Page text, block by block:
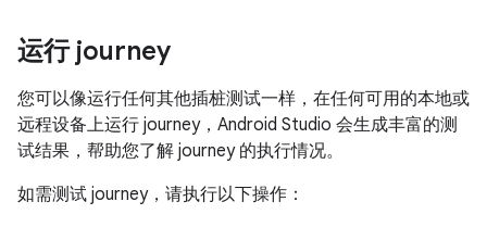
运行 journey
您可以像运行任何其他插桩测试一样，在任何可用的本地或
远程设备上运行 journey，Android Studio 会生成丰富的测
试结果，帮助您了解 journey 的执行情况。
如需测试 journey，请执行以下操作：